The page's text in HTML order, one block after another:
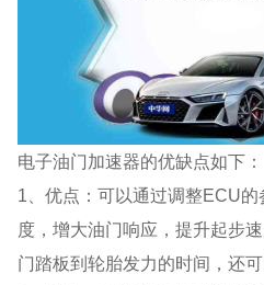
电子油门加速器的优缺点如下：
1、优点：可以通过调整ECU
度，增大油门响应，提升起步
门踏板到轮胎发力的时间，还